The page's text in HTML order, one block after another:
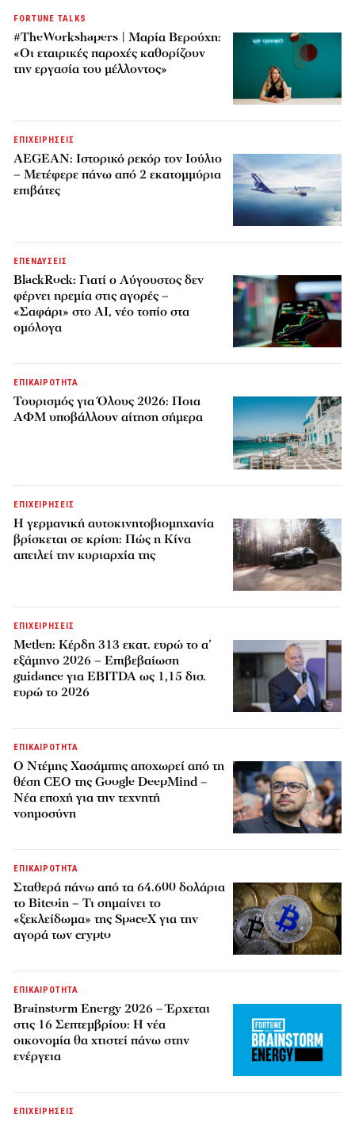
FORTUNE TALKS
#TheWorkshapers | Μαρία Βερούχη:
«Οι εταιρικές παροχές καθορίζουν
την εργασία του μέλλοντος»
ΕΠΙΧΕΙΡΗΣΕΙΣ
AEGEAN: Ιστορικό ρεκόρ τον Ιούλιο
– Μετέφερε πάνω από 2 εκατομμύρια
επιβάτες
ΕΠΕΝΔΥΣΕΙΣ
BlackRock: Γιατί ο Αύγουστος δεν
φέρνει ηρεμία στις αγορές –
«Σαφάρι» στο AI, νέο τοπίο στα
ομόλογα
ΕΠΙΚΑΙΡΟΤΗΤΑ
Τουρισμός για Όλους 2026: Ποια
ΑΦΜ υποβάλλουν αίτηση σήμερα
ΕΠΙΧΕΙΡΗΣΕΙΣ
Η γερμανική αυτοκινητοβιομηχανία
βρίσκεται σε κρίση: Πώς η Κίνα
απειλεί την κυριαρχία της
ΕΠΙΧΕΙΡΗΣΕΙΣ
Metlen: Κέρδη 313 εκατ. ευρώ το α’
εξάμηνο 2026 – Επιβεβαίωση
guidance για EBITDA ως 1,15 δισ.
ευρώ το 2026
ΕΠΙΚΑΙΡΟΤΗΤΑ
Ο Ντέμης Χασάμπης αποχωρεί από τη
θέση CEO της Google DeepMind –
Νέα εποχή για την τεχνητή
νοημοσύνη
ΕΠΙΚΑΙΡΟΤΗΤΑ
Σταθερά πάνω από τα 64.600 δολάρια
το Bitcoin – Τι σημαίνει το
«ξεκλείδωμα» της SpaceX για την
αγορά των crypto
ΕΠΙΚΑΙΡΟΤΗΤΑ
Brainstorm Energy 2026 – Έρχεται
στις 16 Σεπτεμβρίου: Η νέα
οικονομία θα χτιστεί πάνω στην
ενέργεια
ΕΠΙΧΕΙΡΗΣΕΙΣ